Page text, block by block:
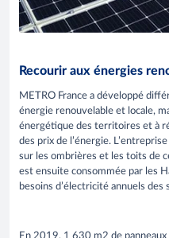
Recourir aux énergies
METRO France a développé
énergie renouvelable et locale,
énergétique des territoires et à
des prix de l’énergie.
sur les ombrières et les toits de
est ensuite consommée par les
besoins d’électricité annuels des